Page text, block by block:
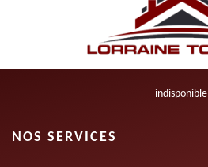
indisponible
NOS SERVICES